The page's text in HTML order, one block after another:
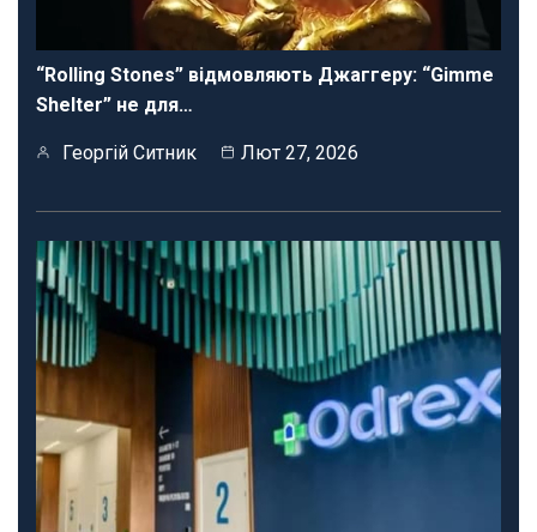
“Rolling Stones” відмовляють Джаггеру: “Gimme
Shelter” не для…
Георгій Ситник Лют 27, 2026